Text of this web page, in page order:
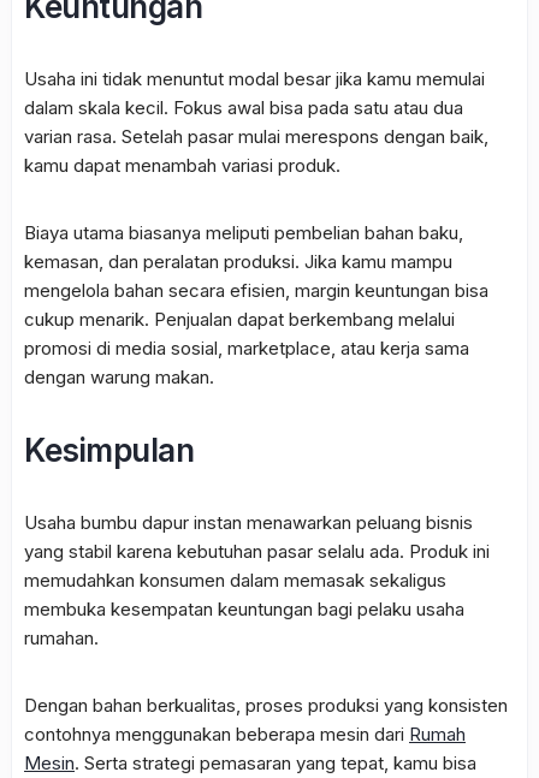
Usaha ini tidak menuntut modal besar jika kamu memulai
dalam skala kecil. Fokus awal bisa pada satu atau dua
varian rasa. Setelah pasar mulai merespons dengan baik,
kamu dapat menambah variasi produk.
Biaya utama biasanya meliputi pembelian bahan baku,
kemasan, dan peralatan produksi. Jika kamu mampu
mengelola bahan secara efisien, margin keuntungan bisa
cukup menarik. Penjualan dapat berkembang melalui
promosi di media sosial, marketplace, atau kerja sama
dengan warung makan.
Kesimpulan
Usaha bumbu dapur instan menawarkan peluang bisnis
yang stabil karena kebutuhan pasar selalu ada. Produk ini
memudahkan konsumen dalam memasak sekaligus
membuka kesempatan keuntungan bagi pelaku usaha
rumahan.
Dengan bahan berkualitas, proses produksi yang konsisten
contohnya menggunakan beberapa mesin dari Rumah
Mesin. Serta strategi pemasaran yang tepat, kamu bisa